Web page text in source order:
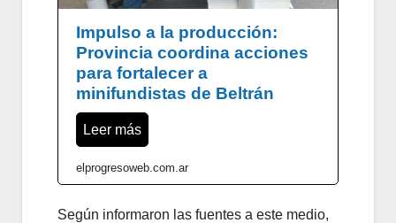
Impulso a la producción:
Provincia coordina acciones
para fortalecer a
minifundistas de Beltrán
Leer más
elprogresoweb.com.ar
Según informaron las fuentes a este medio,